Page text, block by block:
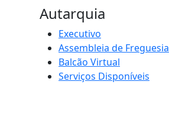
Autarquia
Executivo
Assembleia de Freguesia
Balcão Virtual
Serviços Disponíveis